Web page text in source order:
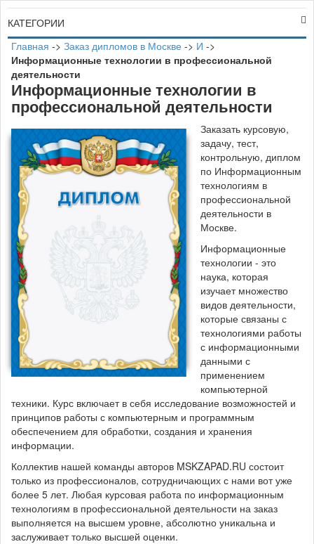
КАТЕГОРИИ
Главная -> Заказ дипломов в Москве -> И ->
Информационные технологии в профессиональной
деятельности
Информационные технологии в
профессиональной деятельности
Заказать курсовую,
задачу, тест,
контрольную, диплом
по Информационным
технологиям в
профессиональной
деятельности в
Москве.
Информационные
технологии - это
наука, которая
изучает множество
видов деятельности,
которые связаны с
технологиями работы
с информационными
данными с
применением
компьютерной
техники. Курс включает в себя исследование возможностей и
принципов работы с компьютерным и программным
обеспечением для обработки, создания и хранения
информации.
Коллектив нашей команды авторов MSKZAPAD.RU состоит
только из профессионалов, сотрудничающих с нами вот уже
более 5 лет. Любая курсовая работа по информационным
технологиям в профессиональной деятельности на заказ
выполняется на высшем уровне, абсолютно уникальна и
заслуживает только высшей оценки.